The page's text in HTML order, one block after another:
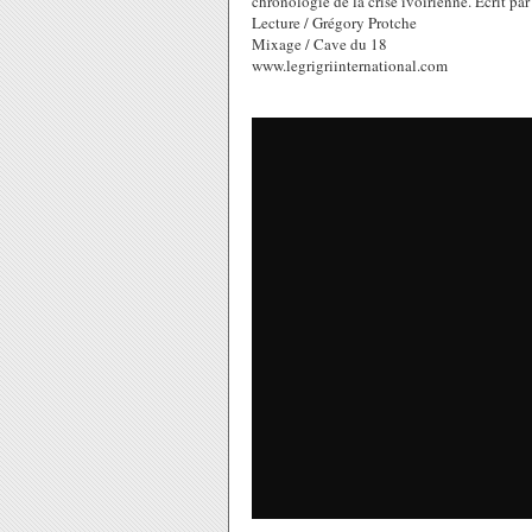
Lecture / Grégory Protche
Mixage / Cave du 18
www.legrigriinternational.com